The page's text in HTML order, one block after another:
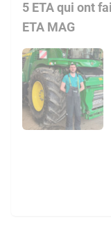
5 ETA qui ont
ETA MAG